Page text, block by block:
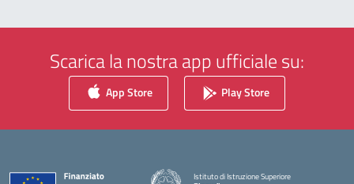
Scarica la nostra app ufficiale su:
App Store Play Store
Istituto di Istruzione Superiore